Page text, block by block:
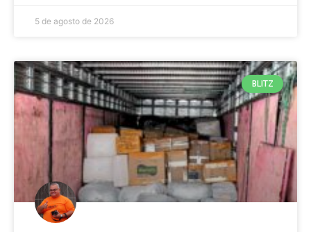
5 de agosto de 2026
BLITZ